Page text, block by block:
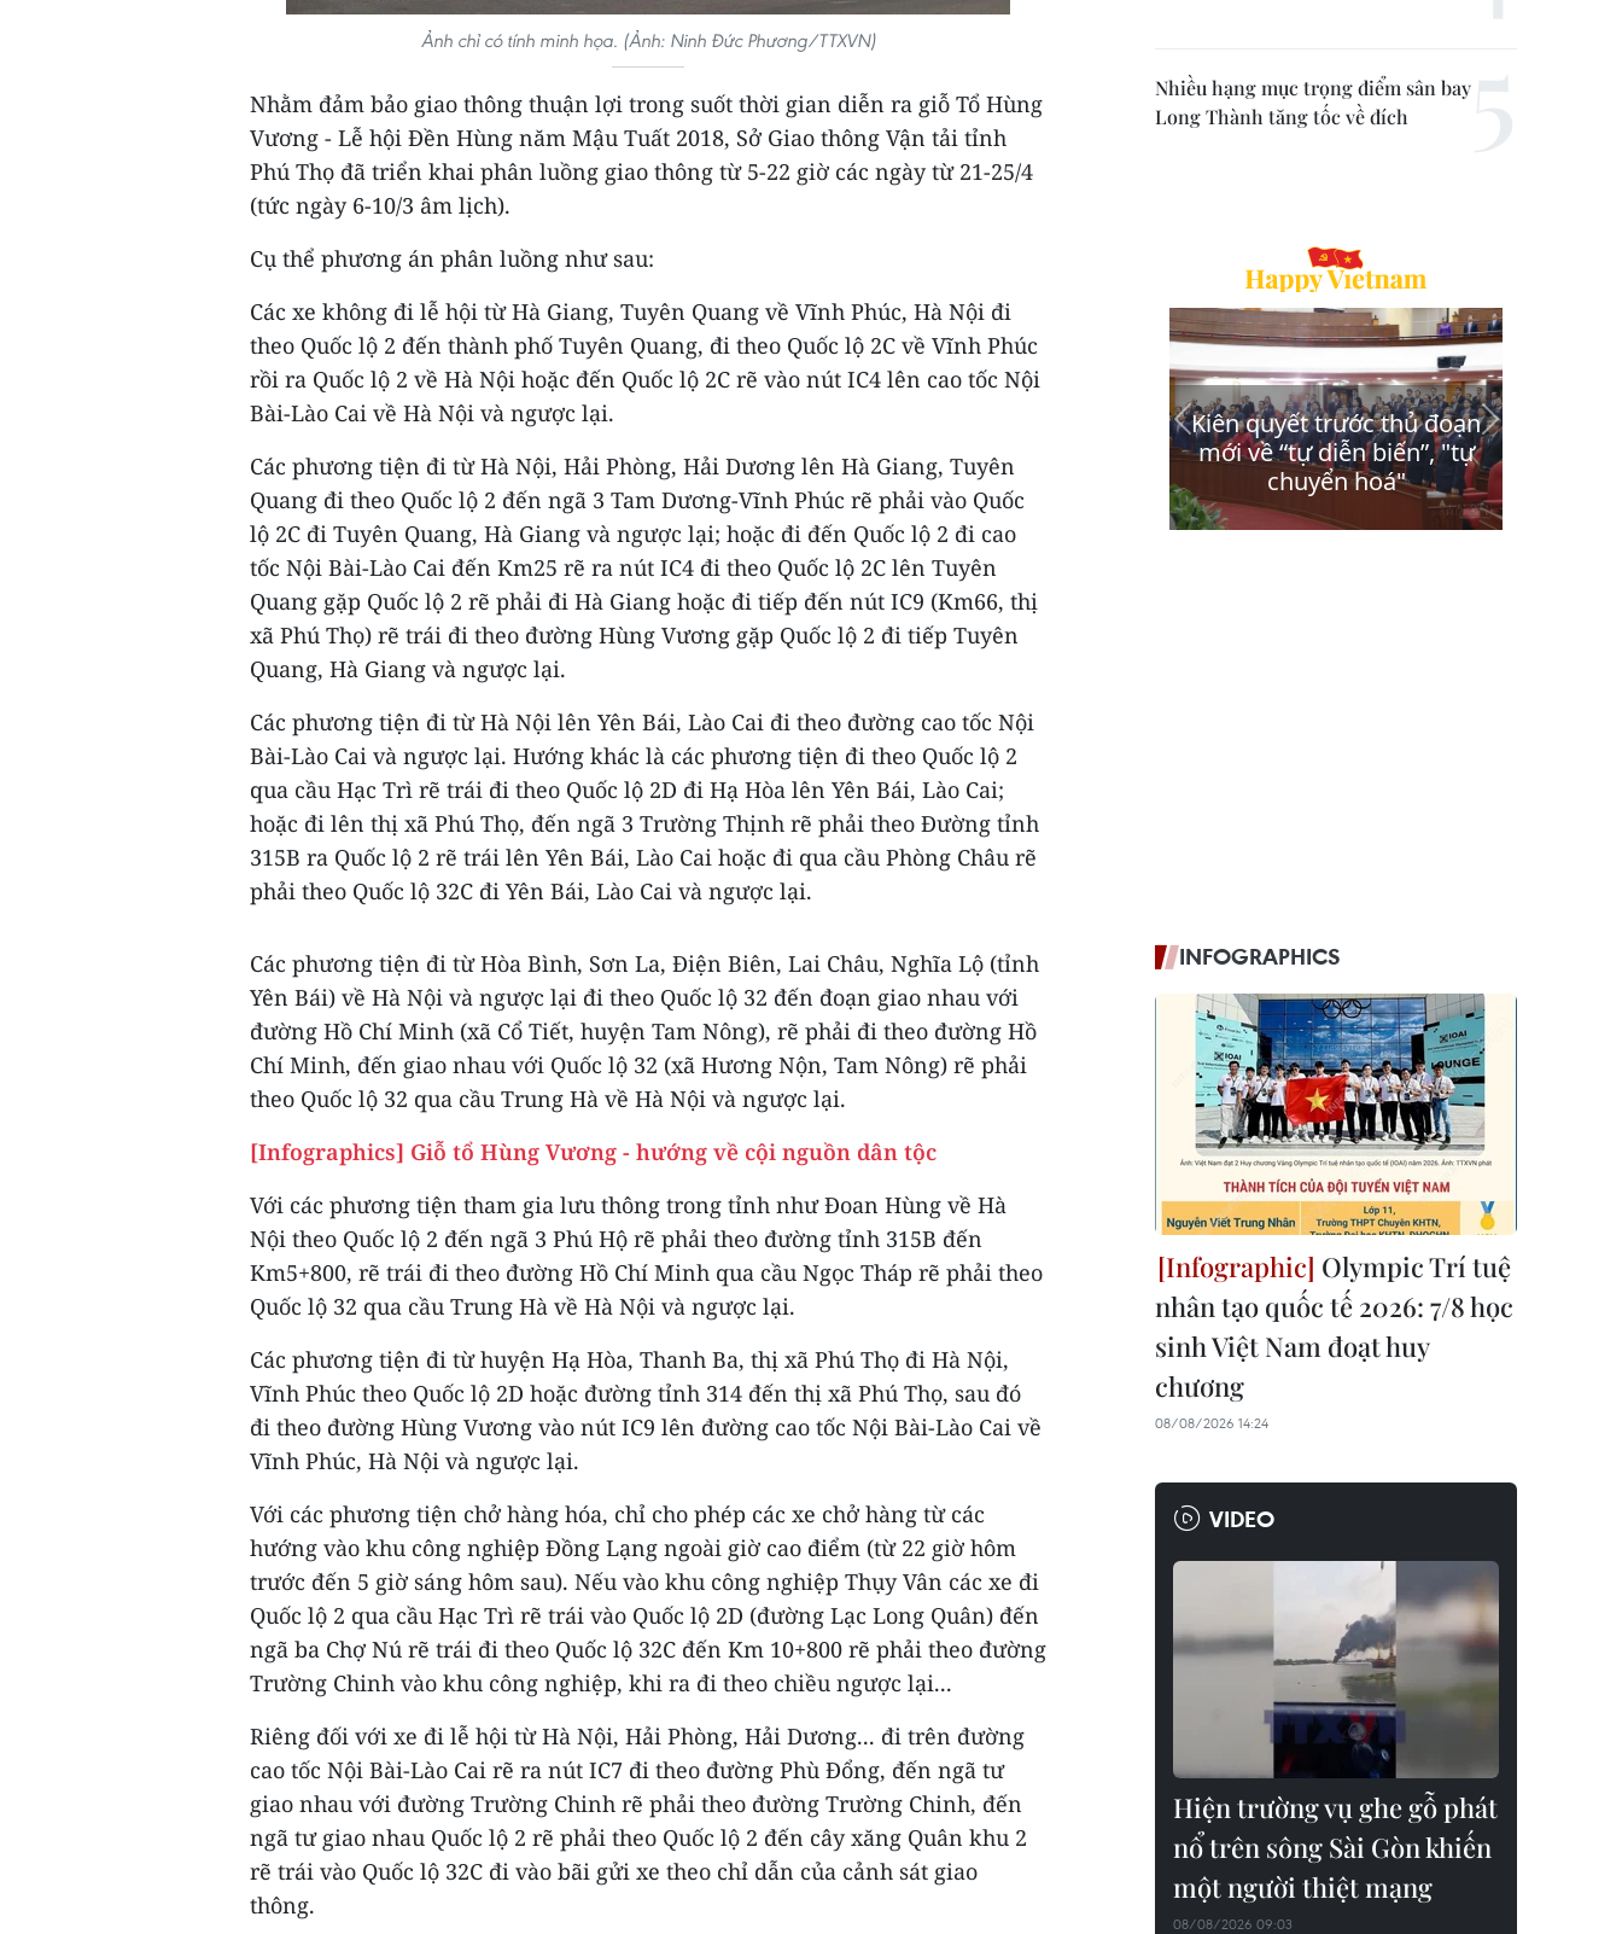
Ảnh chỉ có tính minh họa. (Ảnh: Ninh Đức Phương/TTXVN)
Nhằm đảm bảo giao thông thuận lợi trong suốt thời gian diễn ra giỗ Tổ Hùng
Vương - Lễ hội Đền Hùng năm Mậu Tuất 2018, Sở Giao thông Vận tải tỉnh
Phú Thọ đã triển khai phân luồng giao thông từ 5-22 giờ các ngày từ 21-25/4
(tức ngày 6-10/3 âm lịch).
Cụ thể phương án phân luồng như sau:
Các xe không đi lễ hội từ Hà Giang, Tuyên Quang về Vĩnh Phúc, Hà Nội đi
theo Quốc lộ 2 đến thành phố Tuyên Quang, đi theo Quốc lộ 2C về Vĩnh Phúc
rồi ra Quốc lộ 2 về Hà Nội hoặc đến Quốc lộ 2C rẽ vào nút IC4 lên cao tốc Nội
Bài-Lào Cai về Hà Nội và ngược lại.
Các phương tiện đi từ Hà Nội, Hải Phòng, Hải Dương lên Hà Giang, Tuyên
Quang đi theo Quốc lộ 2 đến ngã 3 Tam Dương-Vĩnh Phúc rẽ phải vào Quốc
lộ 2C đi Tuyên Quang, Hà Giang và ngược lại; hoặc đi đến Quốc lộ 2 đi cao
tốc Nội Bài-Lào Cai đến Km25 rẽ ra nút IC4 đi theo Quốc lộ 2C lên Tuyên
Quang gặp Quốc lộ 2 rẽ phải đi Hà Giang hoặc đi tiếp đến nút IC9 (Km66, thị
xã Phú Thọ) rẽ trái đi theo đường Hùng Vương gặp Quốc lộ 2 đi tiếp Tuyên
Quang, Hà Giang và ngược lại.
Các phương tiện đi từ Hà Nội lên Yên Bái, Lào Cai đi theo đường cao tốc Nội
Bài-Lào Cai và ngược lại. Hướng khác là các phương tiện đi theo Quốc lộ 2
qua cầu Hạc Trì rẽ trái đi theo Quốc lộ 2D đi Hạ Hòa lên Yên Bái, Lào Cai;
hoặc đi lên thị xã Phú Thọ, đến ngã 3 Trường Thịnh rẽ phải theo Đường tỉnh
315B ra Quốc lộ 2 rẽ trái lên Yên Bái, Lào Cai hoặc đi qua cầu Phòng Châu rẽ
phải theo Quốc lộ 32C đi Yên Bái, Lào Cai và ngược lại.
Các phương tiện đi từ Hòa Bình, Sơn La, Điện Biên, Lai Châu, Nghĩa Lộ (tỉnh
Yên Bái) về Hà Nội và ngược lại đi theo Quốc lộ 32 đến đoạn giao nhau với
đường Hồ Chí Minh (xã Cổ Tiết, huyện Tam Nông), rẽ phải đi theo đường Hồ
Chí Minh, đến giao nhau với Quốc lộ 32 (xã Hương Nộn, Tam Nông) rẽ phải
theo Quốc lộ 32 qua cầu Trung Hà về Hà Nội và ngược lại.
[Infographics] Giỗ tổ Hùng Vương - hướng về cội nguồn dân tộc
Với các phương tiện tham gia lưu thông trong tỉnh như Đoan Hùng về Hà
Nội theo Quốc lộ 2 đến ngã 3 Phú Hộ rẽ phải theo đường tỉnh 315B đến
Km5+800, rẽ trái đi theo đường Hồ Chí Minh qua cầu Ngọc Tháp rẽ phải theo
Quốc lộ 32 qua cầu Trung Hà về Hà Nội và ngược lại.
Các phương tiện đi từ huyện Hạ Hòa, Thanh Ba, thị xã Phú Thọ đi Hà Nội,
Vĩnh Phúc theo Quốc lộ 2D hoặc đường tỉnh 314 đến thị xã Phú Thọ, sau đó
đi theo đường Hùng Vương vào nút IC9 lên đường cao tốc Nội Bài-Lào Cai về
Vĩnh Phúc, Hà Nội và ngược lại.
Với các phương tiện chở hàng hóa, chỉ cho phép các xe chở hàng từ các
hướng vào khu công nghiệp Đồng Lạng ngoài giờ cao điểm (từ 22 giờ hôm
trước đến 5 giờ sáng hôm sau). Nếu vào khu công nghiệp Thụy Vân các xe đi
Quốc lộ 2 qua cầu Hạc Trì rẽ trái vào Quốc lộ 2D (đường Lạc Long Quân) đến
ngã ba Chợ Nú rẽ trái đi theo Quốc lộ 32C đến Km 10+800 rẽ phải theo đường
Trường Chinh vào khu công nghiệp, khi ra đi theo chiều ngược lại...
Riêng đối với xe đi lễ hội từ Hà Nội, Hải Phòng, Hải Dương... đi trên đường
cao tốc Nội Bài-Lào Cai rẽ ra nút IC7 đi theo đường Phù Đổng, đến ngã tư
giao nhau với đường Trường Chinh rẽ phải theo đường Trường Chinh, đến
ngã tư giao nhau Quốc lộ 2 rẽ phải theo Quốc lộ 2 đến cây xăng Quân khu 2
rẽ trái vào Quốc lộ 32C đi vào bãi gửi xe theo chỉ dẫn của cảnh sát giao
thông.
Nhiều hạng mục trọng điểm sân bay
Long Thành tăng tốc về đích
INFOGRAPHICS
Olympic Trí tuệ
nhân tạo quốc tế 2026: 7/8 học
sinh Việt Nam đoạt huy
chương
08/08/2026 14:24
VIDEO
Hiện trường vụ ghe gỗ phát
nổ trên sông Sài Gòn khiến
một người thiệt mạng
08/08/2026 09:03